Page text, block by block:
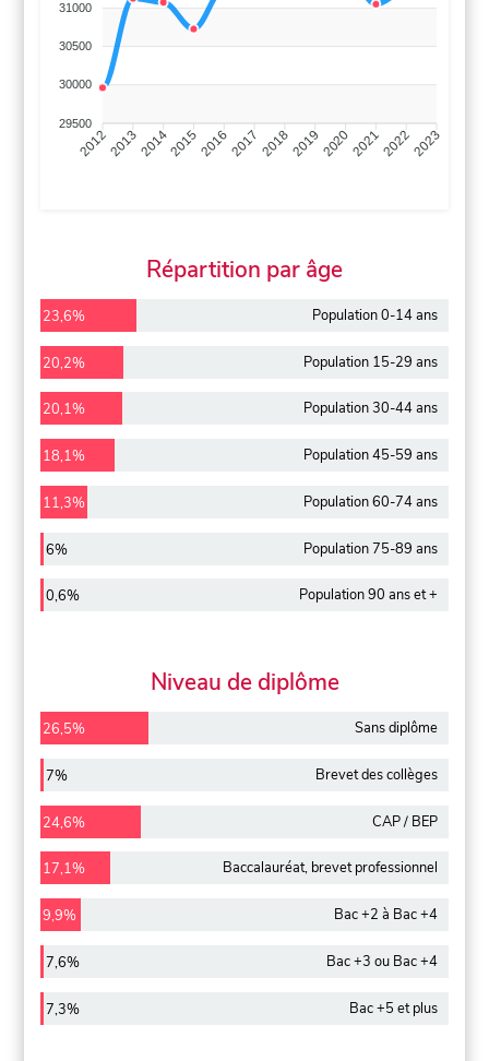
31000
30500
30000
29500
201220132014201520162017 201820192020202120222023
Répartition par âge
23,6% Population 0-14 ans
20,2% Population 15-29 ans
20,1% Population 30-44 ans
18,1% Population 45-59 ans
11,3% Population 60-74 ans
6% Population 75-89 ans
0,6% Population 90 ans et +
Niveau de diplôme
26,5% Sans diplôme
7% Brevet des collèges
24,6% CAP / BEP
17,1% Baccalauréat, brevet professionnel
9,9% Bac +2 à Bac +4
7,6% Bac +3 ou Bac +4
7,3% Bac +5 et plus